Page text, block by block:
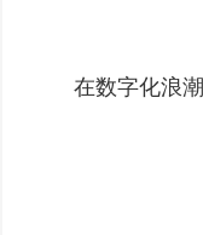
在数字化浪